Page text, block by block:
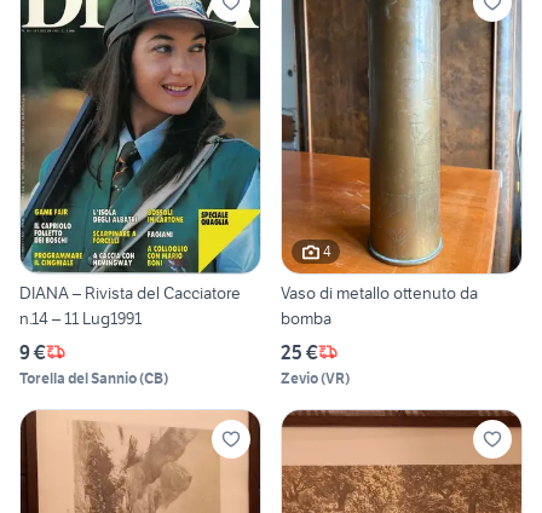
DIANA – Rivista del Cacciatore
n.14 – 11 Lug1991
9 €
Torella del Sannio(CB)
4
Vaso di metallo ottenuto da
bomba
25 €
Zevio(VR)